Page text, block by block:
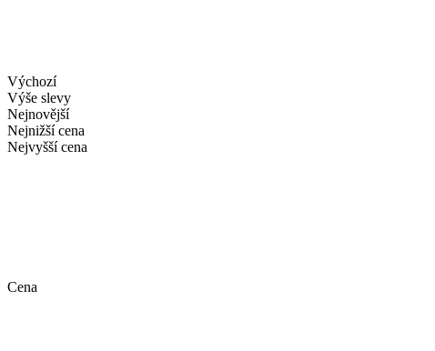
Výchozí
Výše slevy
Nejnovější
Nejnižší cena
Nejvyšší cena
Cena